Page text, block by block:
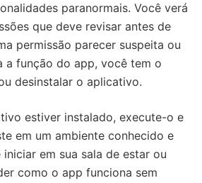
paranormais. Você verá
que deve revisar antes de
permissão parecer suspeita ou
a função do app, você tem o
desinstalar o aplicativo.
estiver instalado, execute-o e
em um ambiente conhecido e
em sua sala de estar ou
como o app funciona sem